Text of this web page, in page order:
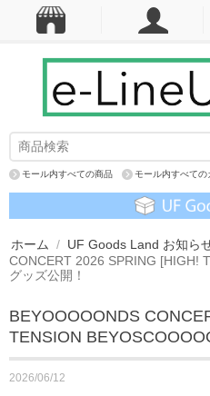
モール内すべての商品 モール内すべての
ホーム / UF Goods Land お知ら
CONCERT 2026 SPRING [HIGH!
グッズ公開！
BEYOOOOONDS
TENSION
2026/06/12